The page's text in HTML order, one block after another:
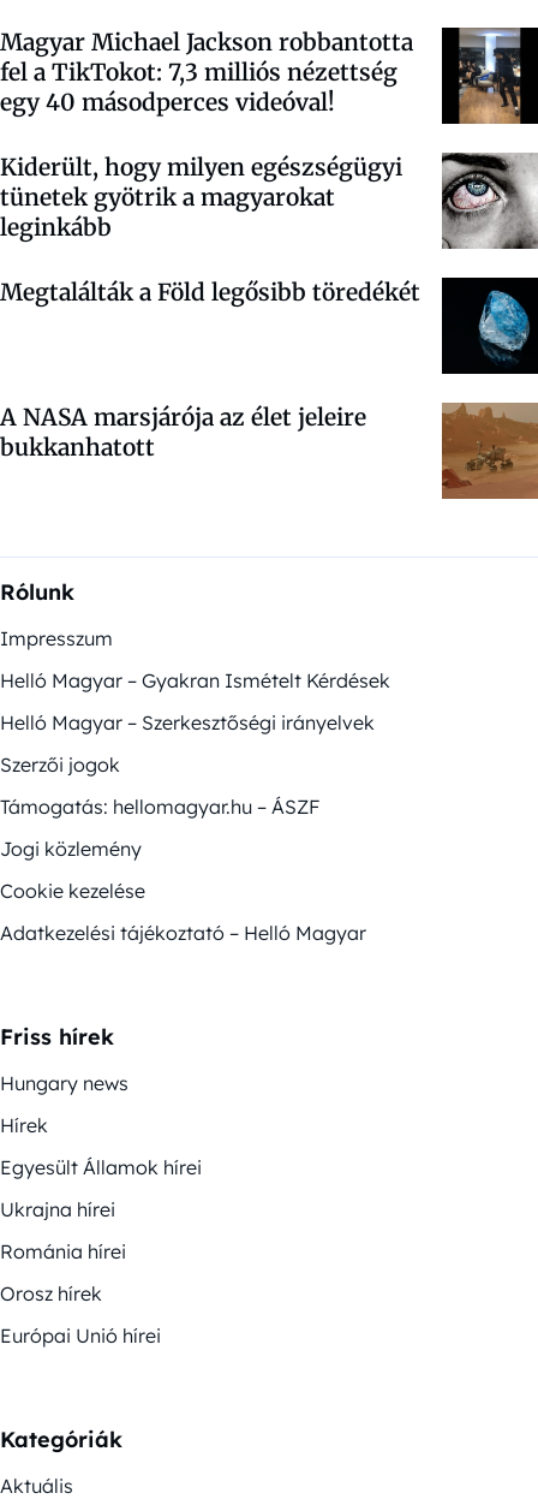
Magyar Michael Jackson robbantotta
fel a TikTokot: 7,3 milliós nézettség
egy 40 másodperces videóval!
Kiderült, hogy milyen egészségügyi
tünetek gyötrik a magyarokat
leginkább
Megtalálták a Föld legősibb töredékét
A NASA marsjárója az élet jeleire
bukkanhatott
Rólunk
Impresszum
Helló Magyar – Gyakran Ismételt Kérdések
Helló Magyar – Szerkesztőségi irányelvek
Szerzői jogok
Támogatás: hellomagyar.hu – ÁSZF
Jogi közlemény
Cookie kezelése
Adatkezelési tájékoztató – Helló Magyar
Friss hírek
Hungary news
Hírek
Egyesült Államok hírei
Ukrajna hírei
Románia hírei
Orosz hírek
Európai Unió hírei
Kategóriák
Aktuális